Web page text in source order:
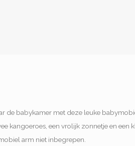
de babykamer met deze leuke
kangoeroes, een vrolijk zonnetje en
arm niet inbegrepen.